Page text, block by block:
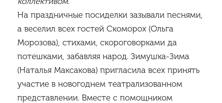
На праздничные посиделки зазывали песнями,
а веселил всех гостей Скоморох (Ольга
Морозова), стихами, скороговорками да
потешками, забавляя народ. Зимушка-Зима
(Наталья Максакова) пригласила всех принять
участие в новогоднем театрализованном
представлении. Вместе с помощником